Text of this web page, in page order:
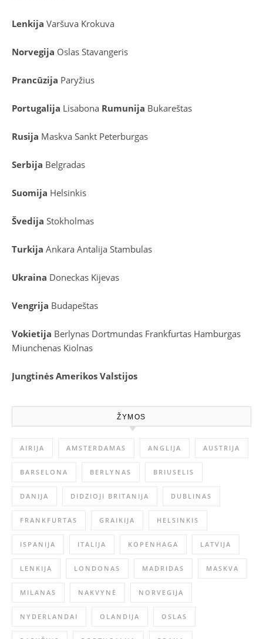
Lenkija Varšuva Krokuva
Norvegija Oslas Stavangeris
Prancūzija Paryžius
Portugalija Lisabona Rumunija Bukareštas
Rusija Maskva Sankt Peterburgas
Serbija Belgradas
Suomija Helsinkis
Švedija Stokholmas
Turkija Ankara Antalija Stambulas
Ukraina Doneckas Kijevas
Vengrija Budapeštas
Vokietija Berlynas Dortmundas Frankfurtas Hamburgas
Miunchenas Kiolnas
Jungtinės Amerikos Valstijos
ŽYMOS
AIRIJA AMSTERDAMAS ANGLIJA AUSTRIJA
BARSELONA BERLYNAS BRIUSELIS
DANIJA DIDZIOJI BRITANIJA DUBLINAS
FRANKFURTAS GRAIKIJA HELSINKIS
ISPANIJA ITALIJA KOPENHAGA LATVIJA
LENKIJA LONDONAS MADRIDAS MASKVA
MILANAS NAKVYNĖ NORVEGIJA
NYDERLANDAI OLANDIJA OSLAS